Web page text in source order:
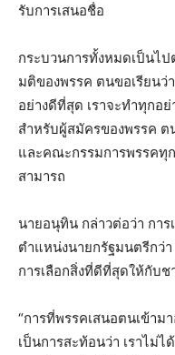
รับการเสนอชื่อ
กระบวนการทั้งหมดเป็นไ
มติของพรรค ตนขอเรียน
อย่างดีที่สุด เราจะทำทุกอ
สำหรับผู้สมัครของพรรค
และคณะกรรมการพรรคทุ
สามารถ
นายอนุทิน กล่าวต่อว่า การ
ตำแหน่งนายกรัฐมนตรีกว่
การเลือกสิ่งที่ดีที่สุดให้กับช
“การที่พรรคเสนอตนเข้าม
เป็นการสะท้อนว่า เราไม่ไ